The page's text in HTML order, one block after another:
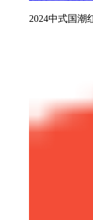
2024中式国潮